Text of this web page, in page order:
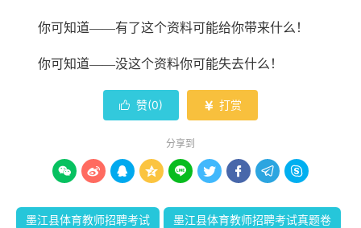
你可知道——有了这个资料可能给你带来什么！
你可知道——没这个资料你可能失去什么 ！
 赞(0)  打赏
分享到
        
墨江县体育教师招聘考试 墨江县体育教师招聘考试真题卷